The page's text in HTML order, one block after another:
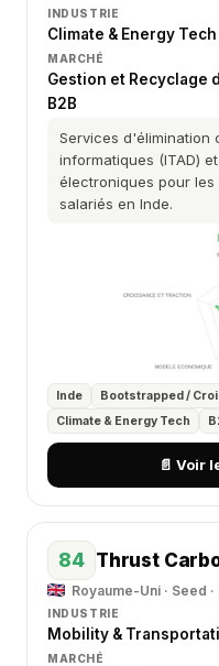
INDUSTRIE
Climate & Energy Tech
MARCHÉ
Gestion et Recyclage
B2B
Services d'élimination
informatiques (ITAD)
électroniques pour
salariés en Inde.
Inde
Bootstrapped /
Climate & Energy Tech
📄 Voir
84 Thrust
Royaume-Uni · Seed
INDUSTRIE
Mobility &
MARCHÉ